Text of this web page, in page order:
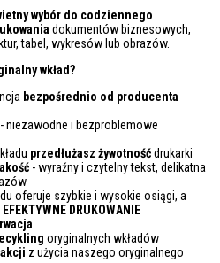
wybór do codziennego
dokumentów biznesowych,
tabel, wykresów lub obrazów.
wkład?
bezpośrednio od producenta
- niezawodne i bezproblemowe
przedłużasz żywotnośćdrukarki
- wyraźny i czytelny tekst, delikatna
oferuje szybkie i wysokie osiągi, a
EFEKTYWNE DRUKOWANIE
oryginalnych wkładów
z użycia naszego oryginalnego